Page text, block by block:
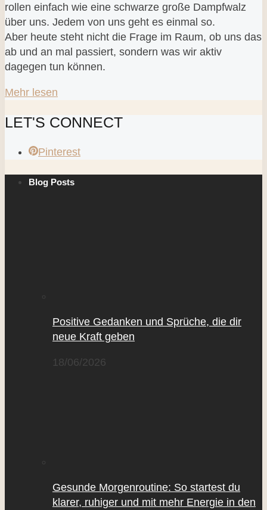
rollen einfach wie eine schwarze große Dampfwalz
über uns. Jedem von uns geht es einmal so.
Aber heute steht nicht die Frage im Raum, ob uns das
ab und an mal passiert, sondern was wir aktiv
dagegen tun können.
Mehr lesen
LET'S CONNECT
Pinterest
Blog Posts
Positive Gedanken und Sprüche, die dir
neue Kraft geben
18/06/2026
Gesunde Morgenroutine: So startest du
klarer, ruhiger und mit mehr Energie in den